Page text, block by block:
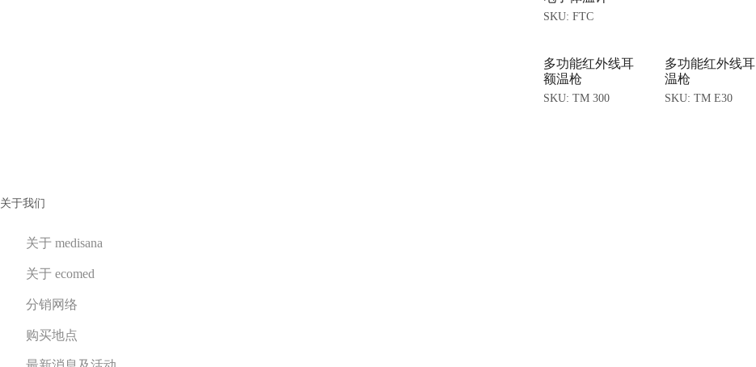
按摩器
SKU: FTC
多功能红外线耳
额温枪
SKU: TM 300
多功能红外线耳
温枪
SKU: TM E30
关于我们
关于 medisana
关于 ecomed
分销网络
购买地点